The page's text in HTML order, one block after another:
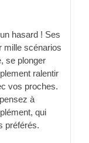
hasard ! Ses
mille scénarios
se plonger
ralentir
vos proches.
à
qui
préférés.